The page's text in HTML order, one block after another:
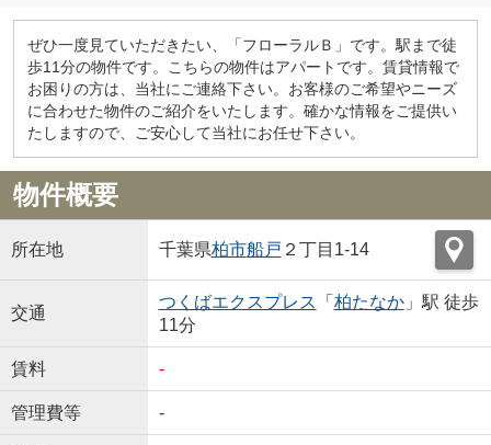
ぜひ一度見ていただきたい、「フローラルＢ」です。駅まで徒
歩11分の物件です。こちらの物件はアパートです。賃貸情報で
お困りの方は、当社にご連絡下さい。お客様のご希望やニーズ
に合わせた物件のご紹介をいたします。確かな情報をご提供い
たしますので、ご安心して当社にお任せ下さい。
物件概要
所在地 千葉県柏市船戸 ２丁目1-14
交通
つくばエクスプレス 「 柏たなか」駅 徒歩
11分
賃料 -
管理費等 -